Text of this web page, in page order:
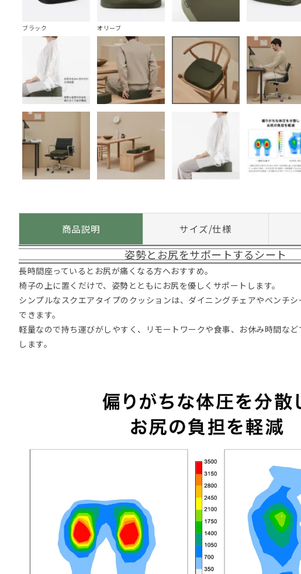
ブラック オリーブ
商品説明 サイズ/仕様
姿勢とお尻をサポートするシート
長時間座っているとお尻が痛くなる方へおすすめ。
椅子の上に置くだけで、姿勢とともにお尻を優しくサポートします。
シンプルなスクエアタイプのクッションは、ダイニングチェアやベンチ
できます。
軽量なので持ち運びがしやすく、リモートワークや食事、お休み時間な
します。